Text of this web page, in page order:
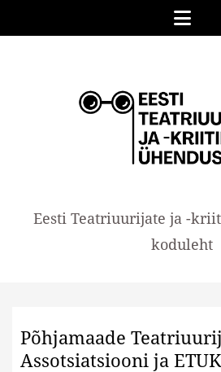
EESTI
TEATRIUURIJATE
KRIITIKUTE
ÜHENDUS
Eesti Teatriuurijate ja -
koduleht
Põhjamaade
Assotsiatsiooni ja